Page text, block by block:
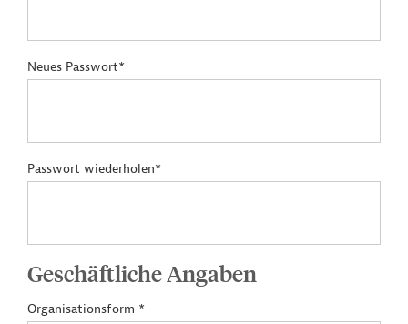
Neues Passwort*
Passwort wiederholen*
Geschäftliche Angaben
Organisationsform *